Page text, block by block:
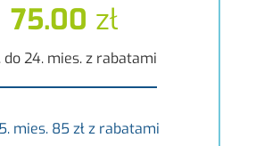
75.00 zł
do 24. mies. z rabatami
mies. 85 zł z rabatami